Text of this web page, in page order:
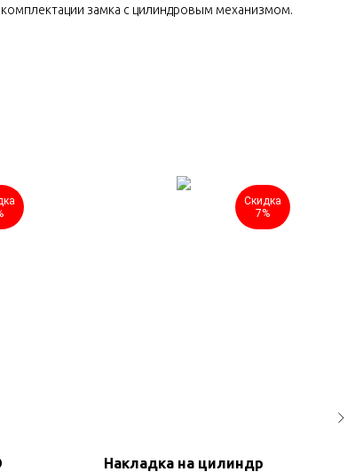
замка с цилиндровым механизмом.
Скидка
7%
Накладка на цилиндр